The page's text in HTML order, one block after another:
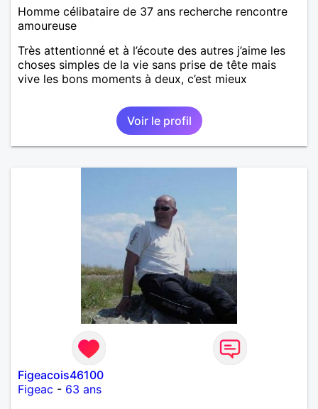
Homme célibataire de 37 ans recherche rencontre
amoureuse
Très attentionné et à l’écoute des autres j’aime les
choses simples de la vie sans prise de tête mais
vive les bons moments à deux, c’est mieux
Voir le profil
Figeacois46100
Figeac - 63 ans